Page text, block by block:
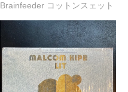
Brainfeeder コットンスェット